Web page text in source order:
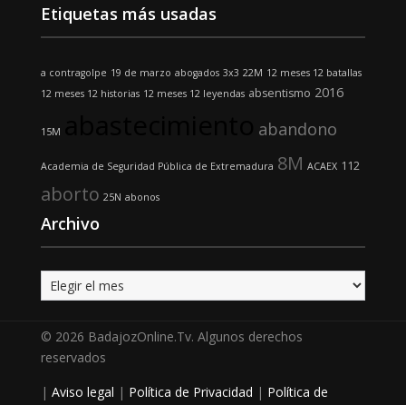
Etiquetas más usadas
a contragolpe 19 de marzo abogados 3x3 22M 12 meses 12 batallas
12 meses 12 historias 12 meses 12 leyendas absentismo 2016
15M abandono
Academia de Seguridad Pública de Extremadura 8M ACAEX 112
aborto 25N abonos
Archivo
Archivo
© 2026 BadajozOnline.Tv. Algunos derechos
reservados
| Aviso legal | Política de Privacidad | Política de